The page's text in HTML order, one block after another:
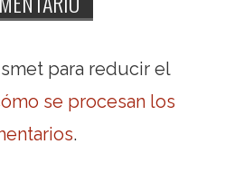
para reducir el
se procesan los
.